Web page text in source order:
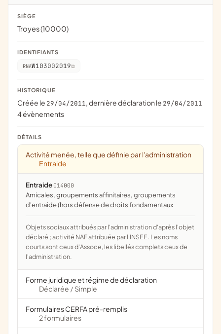
SIÈGE
Troyes (10000)
IDENTIFIANTS
RNAW103002019
HISTORIQUE
Créée le 29/04/2011, dernière déclaration le 29/04/2011
4 évènements
DÉTAILS
Activité menée, telle que définie par l'administration
Entraide
Entraide 014000
amicales, groupements affinitaires, groupements
d'entraide (hors défense de droits fondamentaux
Objets sociaux attribués par l'administration d'après l'objet
déclaré ; activité NAF attribuée par l'INSEE. Les noms
courts sont ceux d'Assoce, les libellés complets ceux de
l'administration.
Forme juridique et régime de déclaration
Déclarée / Simple
Formulaires CERFA pré-remplis
2 formulaires